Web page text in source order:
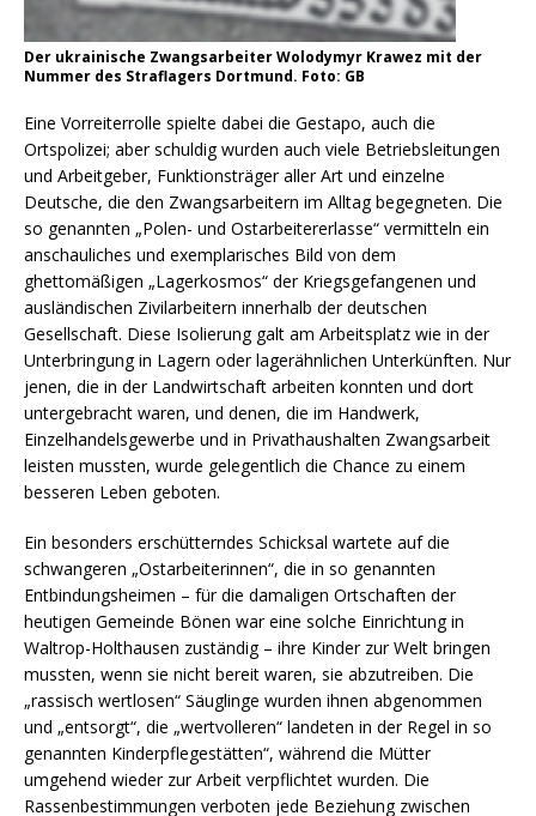
Der ukrainische Zwangsarbeiter Wolodymyr Krawez mit der
Nummer des Straflagers Dortmund. Foto: GB
Eine Vorreiterrolle spielte dabei die Gestapo, auch die
Ortspolizei; aber schuldig wurden auch viele Betriebsleitungen
und Arbeitgeber, Funktionsträger aller Art und einzelne
Deutsche, die den Zwangsarbeitern im Alltag begegneten. Die
so genannten „Polen- und Ostarbeitererlasse“ vermitteln ein
anschauliches und exemplarisches Bild von dem
ghettomäßigen „Lagerkosmos“ der Kriegsgefangenen und
ausländischen Zivilarbeitern innerhalb der deutschen
Gesellschaft. Diese Isolierung galt am Arbeitsplatz wie in der
Unterbringung in Lagern oder lagerähnlichen Unterkünften. Nur
jenen, die in der Landwirtschaft arbeiten konnten und dort
untergebracht waren, und denen, die im Handwerk,
Einzelhandelsgewerbe und in Privathaushalten Zwangsarbeit
leisten mussten, wurde gelegentlich die Chance zu einem
besseren Leben geboten.
Ein besonders erschütterndes Schicksal wartete auf die
schwangeren „Ostarbeiterinnen“, die in so genannten
Entbindungsheimen – für die damaligen Ortschaften der
heutigen Gemeinde Bönen war eine solche Einrichtung in
Waltrop-Holthausen zuständig – ihre Kinder zur Welt bringen
mussten, wenn sie nicht bereit waren, sie abzutreiben. Die
„rassisch wertlosen“ Säuglinge wurden ihnen abgenommen
und „entsorgt“, die „wertvolleren“ landeten in der Regel in so
genannten Kinderpflegestätten“, während die Mütter
umgehend wieder zur Arbeit verpflichtet wurden. Die
Rassenbestimmungen verboten jede Beziehung zwischen